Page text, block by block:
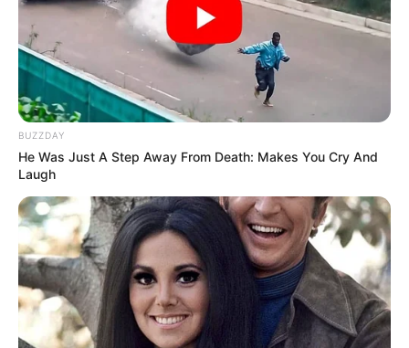
BUZZDAY
He Was Just A Step Away From Death: Makes You Cry And
Laugh